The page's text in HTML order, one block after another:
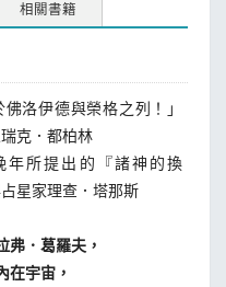
相關書籍
伊德與榮格之列！」
克．都柏林
所提出的『諸神的換
星家理查．塔那斯
．葛羅夫，
宇宙，